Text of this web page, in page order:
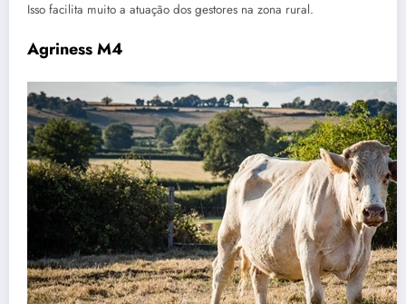
Isso facilita muito a atuação dos gestores na zona rural.
Agriness M4